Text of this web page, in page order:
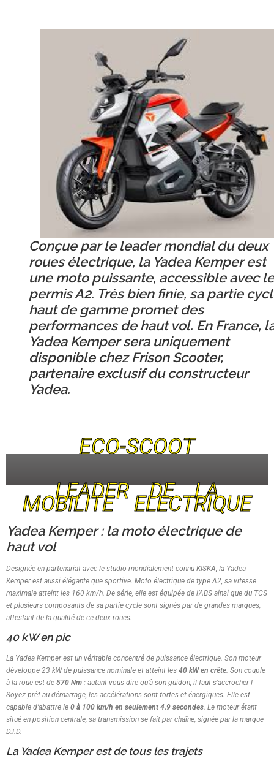
Conçue par le leader mondial du deux
roues électrique, la Yadea Kemper est
une moto puissante, accessible avec le
permis A2. Très bien finie, sa partie
haut de gamme promet des
performances de haut vol. En France,
Yadea Kemper sera uniquement
disponible chez Frison Scooter,
partenaire exclusif du constructeur
Yadea.
ECO-SCOOT
LEADER DE LA
MOBILITE ELECTRIQUE
Yadea Kemper : la moto électrique de
haut vol
Designée en partenariat avec le studio mondialement connu KISKA, la Yadea
Kemper est aussi élégante que sportive. Moto électrique de type A2, sa vitesse
maximale atteint les 160 km/h. De série, elle est équipée de l’ABS ainsi que du TCS
et plusieurs composants de sa partie cycle sont signés par de grandes marques,
attestant de la qualité de ce deux roues.
40 kW en pic
La Yadea Kemper est un véritable concentré de puissance électrique. Son moteur
développe 23 kW de puissance nominale et atteint les 40 kW en crête . Son couple
à la roue est de 570 Nm : autant vous dire qu’à son guidon, il faut s’accrocher !
Soyez prêt au démarrage, les accélérations sont fortes et énergiques. Elle est
capable d’abattre le 0 à 100 km/h en seulement 4.9 secondes . Le moteur étant
situé en position centrale, sa transmission se fait par chaîne, signée par la marque
D.I.D.
La Yadea Kemper est de tous les trajets